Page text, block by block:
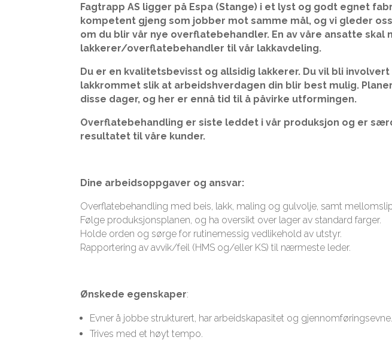
Fagtrapp AS ligger på Espa (Stange) i et lyst og godt egnet
kompetent gjeng som jobber mot samme mål, og vi gleder
om du blir vår nye overflatebehandler. En av våre ansatte skal
lakkerer/overflatebehandler til vår lakkavdeling.
Du er en kvalitetsbevisst og allsidig lakkerer. Du vil bli
lakkrommet slik at arbeidshverdagen din blir best mulig.
disse dager, og her er ennå tid til å påvirke utformingen.
Overflatebehandling er siste leddet i vår produksjon og er
resultatet til våre kunder.
Dine arbeidsoppgaver og ansvar:
Overflatebehandling med beis, lakk, maling og gulvolje, samt
Følge produksjonsplanen, og ha oversikt over lager av standard farger.
Holde orden og sørge for rutinemessig vedlikehold av utstyr.
Rapportering av avvik/feil (HMS og/eller KS) til nærmeste leder.
Ønskede egenskaper:
Evner å jobbe strukturert, har arbeidskapasitet og gjennomføringsevne.
Trives med et høyt tempo.